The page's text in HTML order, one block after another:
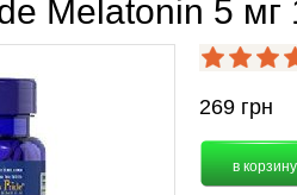
Melatonin 5 мг
269 грн